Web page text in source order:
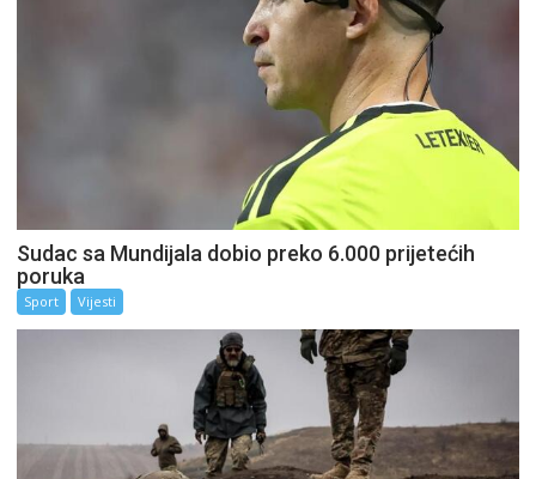
Sudac sa Mundijala dobio preko 6.000 prijetećih
poruka
Sport Vijesti